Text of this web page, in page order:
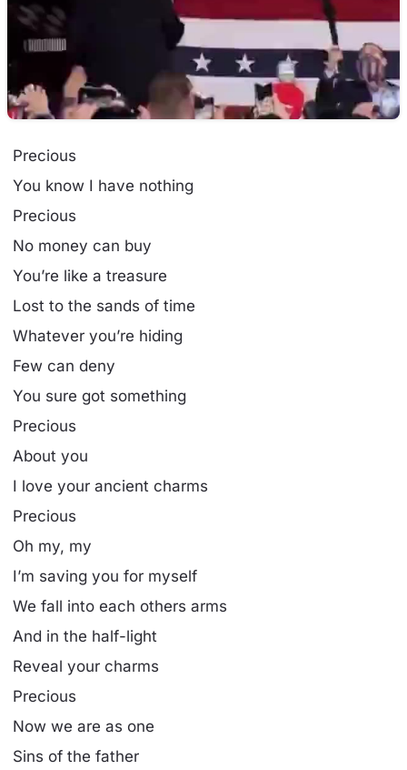
Precious
You know I have nothing
Precious
No money can buy
You’re like a treasure
Lost to the sands of time
Whatever you’re hiding
Few can deny
You sure got something
Precious
About you
I love your ancient charms
Precious
Oh my, my
I’m saving you for myself
We fall into each others arms
And in the half-light
Reveal your charms
Precious
Now we are as one
Sins of the father